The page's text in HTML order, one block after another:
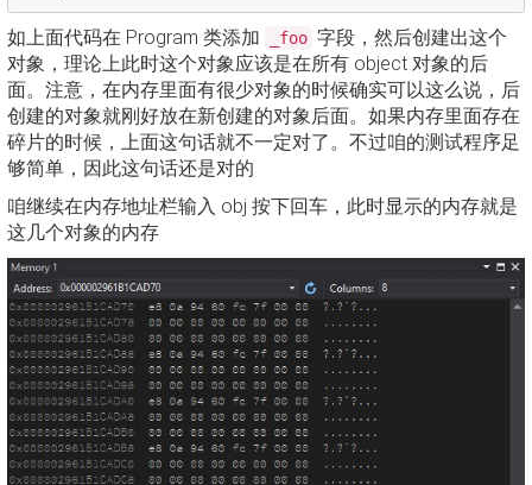
如上面代码在 Program 类添加 _foo 字段，然后创建出这个
对象，理论上此时这个对象应该是在所有 object 对象的后
面。注意，在内存里面有很少对象的时候确实可以这么说，后
创建的对象就刚好放在新创建的对象后面。如果内存里面存在
碎片的时候，上面这句话就不一定对了。不过咱的测试程序足
够简单，因此这句话还是对的
咱继续在内存地址栏输入 obj 按下回车，此时显示的内存就是
这几个对象的内存